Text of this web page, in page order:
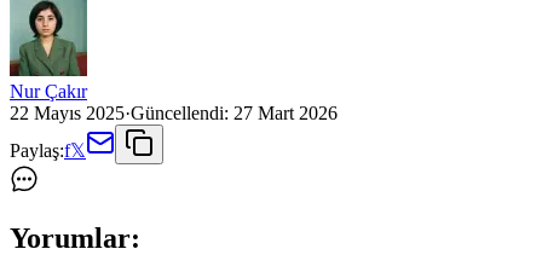
Nur Çakır
22 Mayıs 2025·Güncellendi: 27 Mart 2026
Paylaş:f𝕏
Yorumlar: